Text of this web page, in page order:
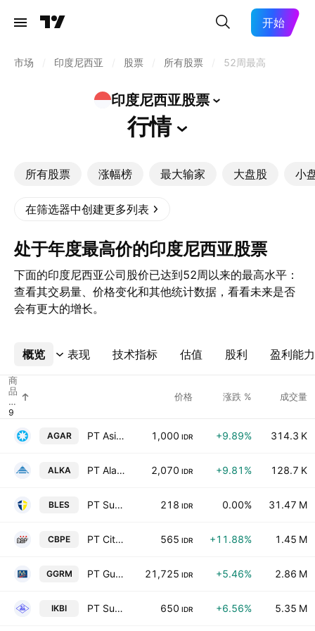
开始
市场 印度尼西亚 股票 所有股票 52周最高
印度尼西亚股票
行情
所有股票 涨幅榜 最大输家 大盘股 小
在筛选器中创建更多列表
处于年度最高价的印度尼西亚股票
下面的印度尼西亚公司股价已达到52周以来的最高水平：
查看其交易量、价格变化和其他统计数据，看看未来是否
会有更大的增长。
概览 表现 技术指标 估值 股利 盈利能力
更多
商
品
代
码
价格 涨跌 % 成交量
AGAR PT Asia Sejahtera Mina Tbk 1,000 IDR +9.89% 314.3 K
ALKA PT Alakasa Industrindo, Tbk Class A 2,070 IDR +9.81% 128.7 K
BLES PT Superior Prima Sukses Tbk 218 IDR 0.00% 31.47 M
CBPE PT Citra Buana Prasida Tbk 565 IDR +11.88% 1.45 M
GGRM PT Gudang Garam Tbk 21,725 IDR +5.46% 2.86 M
IKBI PT Sumi Indo Kabel Tbk 650 IDR +6.56% 5.35 M